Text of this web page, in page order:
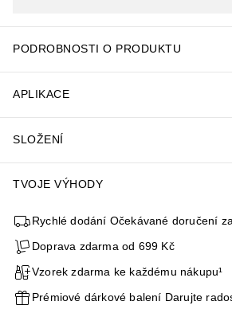
PODROBNOSTI O PRODUKTU
APLIKACE
SLOŽENÍ
TVOJE VÝHODY
Rychlé dodání Očekávané doručení
Doprava zdarma od 699 Kč
Vzorek zdarma ke každému nákupu¹
Prémiové dárkové balení Darujte